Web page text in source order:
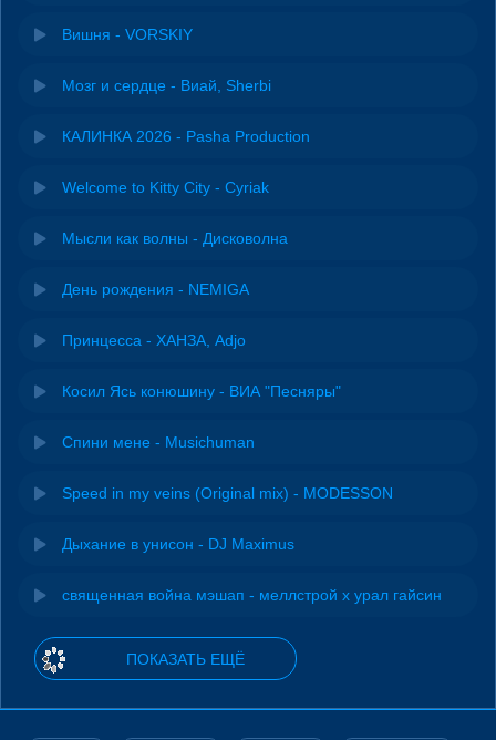
Вишня - VORSKIY
Мозг и сердце - Виай, Sherbi
КАЛИНКА 2026 - Pasha Production
Welcome to Kitty City - Cyriak
Мысли как волны - Дисковолна
День рождения - NEMIGA
Принцесса - ХАНЗА, Adjo
Косил Ясь конюшину - ВИА "Песняры"
Спини мене - Musichuman
Speed in my veins (Original mix) - MODESSON
Дыхание в унисон - DJ Maximus
священная война мэшап - меллстрой х урал гайсин
ПОКАЗАТЬ ЕЩЁ